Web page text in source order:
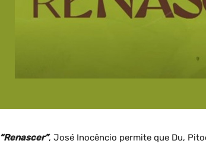
“Renascer”, José Inocêncio permite que Du,